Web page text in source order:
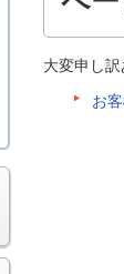
大変申し
お